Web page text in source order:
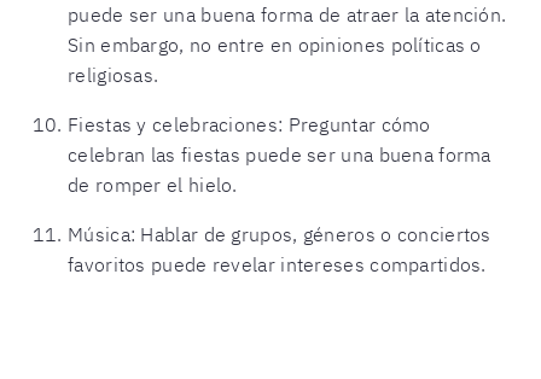
puede ser una buena forma de atraer la atención.
Sin embargo, no entre en opiniones políticas o
religiosas.
Fiestas y celebraciones: Preguntar cómo
celebran las fiestas puede ser una buena forma
de romper el hielo.
Música: Hablar de grupos, géneros o conciertos
favoritos puede revelar intereses compartidos.